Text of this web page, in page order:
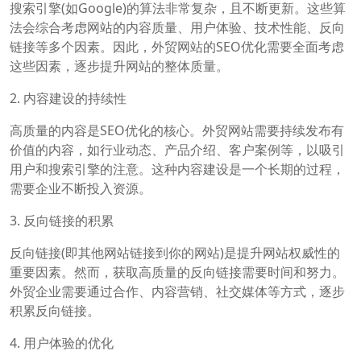
搜索引擎(如Google)的算法非常复杂，且不断更新。这些算
法会综合考虑网站的内容质量、用户体验、技术性能、反向
链接等多个因素。因此，外贸网站的SEO优化需要全面考虑
这些因素，逐步提升网站的整体质量。
2. 内容建设的持续性
高质量的内容是SEO优化的核心。外贸网站需要持续发布有
价值的内容，如行业动态、产品介绍、客户案例等，以吸引
用户和搜索引擎的注意。这种内容建设是一个长期的过程，
需要企业不断投入资源。
3. 反向链接的积累
反向链接(即其他网站链接到你的网站)是提升网站权威性的
重要因素。然而，获取高质量的反向链接需要时间和努力。
外贸企业需要通过合作、内容营销、社交媒体等方式，逐步
积累反向链接。
4. 用户体验的优化